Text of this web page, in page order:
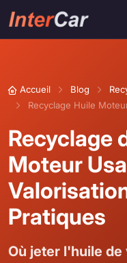
Accueil Blog
Recyclage Huile
Recyclage
Moteur
Pratiques
Où jeter l'huile de